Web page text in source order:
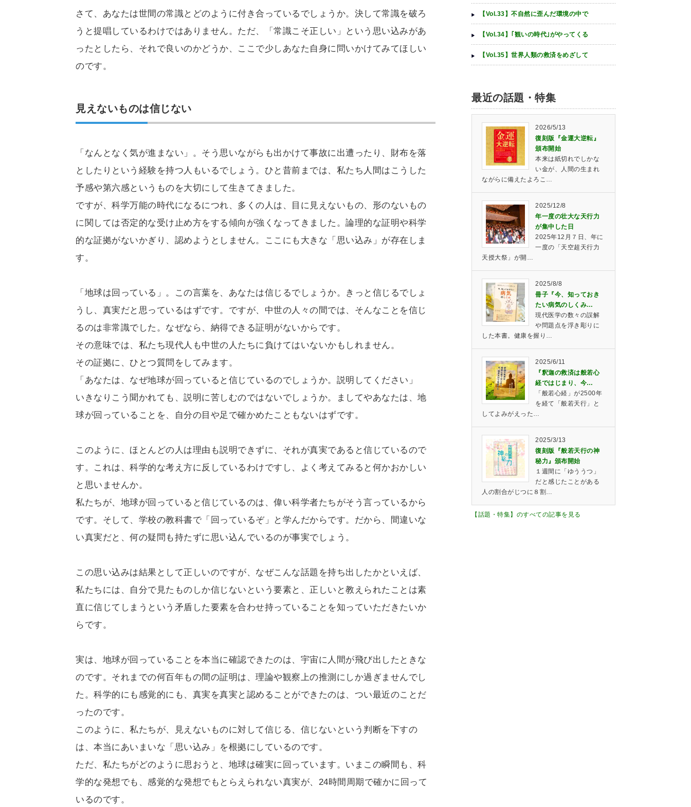
さて、あなたは世間の常識とどのように付き合っているでしょうか。決して常識を破ろ
うと提唱しているわけではありません。ただ、「常識こそ正しい」という思い込みがあ
ったとしたら、それで良いのかどうか、ここで少しあなた自身に問いかけてみてほしい
のです。
見えないものは信じない
「なんとなく気が進まない」。そう思いながらも出かけて事故に出遭ったり、財布を落
としたりという経験を持つ人もいるでしょう。ひと昔前までは、私たち人間はこうした
予感や第六感というものを大切にして生きてきました。
ですが、科学万能の時代になるにつれ、多くの人は、目に見えないもの、形のないもの
に関しては否定的な受け止め方をする傾向が強くなってきました。論理的な証明や科学
的な証拠がないかぎり、認めようとしません。ここにも大きな「思い込み」が存在しま
す。
「地球は回っている」。この言葉を、あなたは信じるでしょうか。きっと信じるでしょ
うし、真実だと思っているはずです。ですが、中世の人々の間では、そんなことを信じ
るのは非常識でした。なぜなら、納得できる証明がないからです。
その意味では、私たち現代人も中世の人たちに負けてはいないかもしれません。
その証拠に、ひとつ質問をしてみます。
「あなたは、なぜ地球が回っていると信じているのでしょうか。説明してください」
いきなりこう聞かれても、説明に苦しむのではないでしょうか。ましてやあなたは、地
球が回っていることを、自分の目や足で確かめたこともないはずです。
このように、ほとんどの人は理由も説明できずに、それが真実であると信じているので
す。これは、科学的な考え方に反しているわけですし、よく考えてみると何かおかしい
と思いませんか。
私たちが、地球が回っていると信じているのは、偉い科学者たちがそう言っているから
です。そして、学校の教科書で「回っているぞ」と学んだからです。だから、間違いな
い真実だと、何の疑問も持たずに思い込んでいるのが事実でしょう。
この思い込みは結果として正しいのですが、なぜこんな話題を持ち出したかといえば、
私たちには、自分で見たものしか信じないという要素と、正しいと教えられたことは素
直に信じてしまうという矛盾した要素を合わせ持っていることを知っていただきたいか
らです。
実は、地球が回っていることを本当に確認できたのは、宇宙に人間が飛び出したときな
のです。それまでの何百年もの間の証明は、理論や観察上の推測にしか過ぎませんでし
た。科学的にも感覚的にも、真実を真実と認めることができたのは、つい最近のことだ
ったのです。
このように、私たちが、見えないものに対して信じる、信じないという判断を下すの
は、本当にあいまいな「思い込み」を根拠にしているのです。
ただ、私たちがどのように思おうと、地球は確実に回っています。いまこの瞬間も、科
学的な発想でも、感覚的な発想でもとらえられない真実が、24時間周期で確かに回って
いるのです。
【Vol.33】不自然に歪んだ環境の中で
【Vol.34】｢観いの時代｣がやってくる
【Vol.35】世界人類の救済をめざして
最近の話題・特集
2026/5/13
復刻版『金運大逆転』
頒布開始
本来は紙切れでしかな
い金が、人間の生まれ
ながらに備えたよろこ…
2025/12/8
年一度の壮大な天行力
が集中した日
2025年12月７日、年に
一度の「天空超天行力
天授大祭」が開…
2025/8/8
冊子『今、知っておき
たい病気のしくみ…
現代医学の数々の誤解
や問題点を浮き彫りに
した本書。健康を握り…
2025/6/11
『釈迦の救済は般若心
経ではじまり、今…
「般若心経」が2500年
を経て「般若天行」と
してよみがえった…
2025/3/13
復刻版『般若天行の神
秘力』頒布開始
１週間に「ゆううつ」
だと感じたことがある
人の割合がじつに８割…
【話題・特集】のすべての記事を見る